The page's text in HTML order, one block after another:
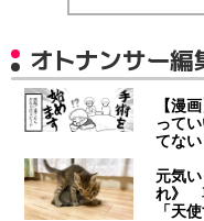
オトナンサー
【漫
って
てな
元気
れ》
「天